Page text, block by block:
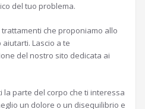
del tuo problema.
che proponiamo allo
Lascio a te
del nostro sito dedicata ai
la parte del corpo che ti interessa
un dolore o un disequilibrio e